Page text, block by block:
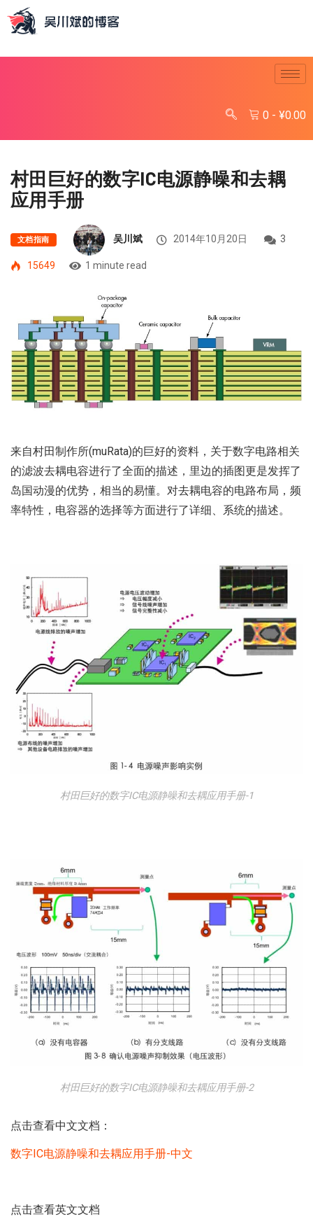
0 - ¥0.00
村田巨好的数字IC电源静噪和去耦
应用手册
文档指南 吴川斌 2014年10月20日 3
15649 1 minute read
来自村田制作所(muRata)的巨好的资料，关于数字电路相关
的滤波去耦电容进行了全面的描述，里边的插图更是发挥了
岛国动漫的优势，相当的易懂。对去耦电容的电路布局，频
率特性，电容器的选择等方面进行了详细、系统的描述。
村田巨好的数字IC电源静噪和去耦应用手册-1
村田巨好的数字IC电源静噪和去耦应用手册-2
点击查看中文文档：
数字IC电源静噪和去耦应用手册-中文
点击查看英文文档